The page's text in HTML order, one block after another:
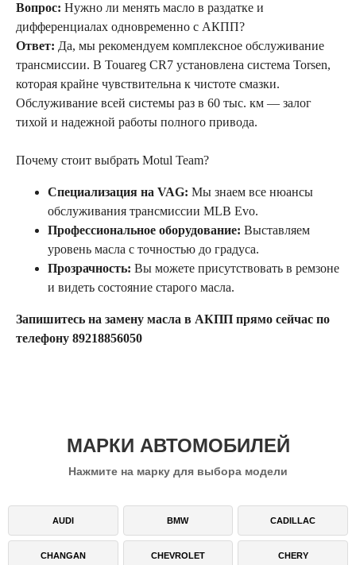
Вопрос: Нужно ли менять масло в раздатке и
дифференциалах одновременно с АКПП?
Ответ: Да, мы рекомендуем комплексное обслуживание
трансмиссии. В Touareg CR7 установлена система Torsen,
которая крайне чувствительна к чистоте смазки.
Обслуживание всей системы раз в 60 тыс. км — залог
тихой и надежной работы полного привода.
Почему стоит выбрать Motul Team?
Специализация на VAG: Мы знаем все нюансы
обслуживания трансмиссии MLB Evo.
Профессиональное оборудование: Выставляем
уровень масла с точностью до градуса.
Прозрачность: Вы можете присутствовать в ремзоне
и видеть состояние старого масла.
Запишитесь на замену масла в АКПП прямо сейчас по
телефону 89218856050
МАРКИ АВТОМОБИЛЕЙ
Нажмите на марку для выбора модели
AUDI BMW CADILLAC
CHANGAN CHEVROLET CHERY